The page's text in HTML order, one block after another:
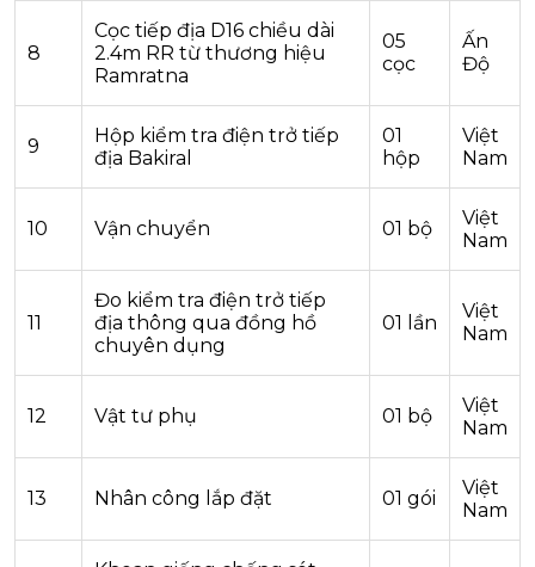
8
Cọc tiếp địa D16 chiều dài
2.4m RR từ thương hiệu
Ramratna
05
cọc
Ấn
Độ
9
Hộp kiểm tra điện trở tiếp
địa Bakiral
01
hộp
Việt
Nam
10 Vận chuyển 01 bộ
Việt
Nam
11
Đo kiểm tra điện trở tiếp
địa thông qua đồng hồ
chuyên dụng
01 lần
Việt
Nam
12 Vật tư phụ 01 bộ
Việt
Nam
13 Nhân công lắp đặt 01 gói
Việt
Nam